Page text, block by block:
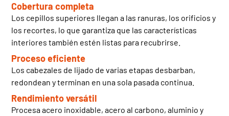
Cobertura completa
Los cepillos superiores llegan a las ranuras, los orificios y
los recortes, lo que garantiza que las características
interiores también estén listas para recubrirse.
Proceso eficiente
Los cabezales de lijado de varias etapas desbarban,
redondean y terminan en una sola pasada continua.
Rendimiento versátil
Procesa acero inoxidable, acero al carbono, aluminio y